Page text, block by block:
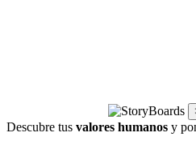
Descubre tus valores humanos y